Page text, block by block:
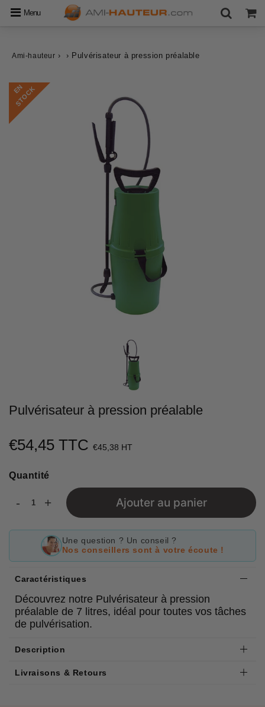
Menu
Ami-hauteur › › Pulvérisateur à pression préalable
E
N
S
T
O
C
K
Pulvérisateur à pression préalable
€54,45 TTC €45,38 HT
price
Quantité
- + Ajouter au panier
Une question ? Un conseil ?
Nos conseillers sont à votre écoute !
Caractéristiques
Découvrez notre Pulvérisateur à pression
préalable de 7 litres, idéal pour toutes vos tâches
de pulvérisation.
Description
Livraisons & Retours